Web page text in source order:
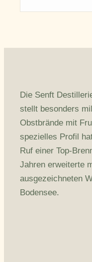
Die Senft
stellt besonders
Obstbrände mit
spezielles Profil
Ruf einer Top-
Jahren erweiterte
ausgezeichneten
Bodensee.